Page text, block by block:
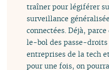
traîner pour légiférer
surveillance
connectées. Déjà,
le-bol des passe-droits
entreprises de la tech
pour une fois, on